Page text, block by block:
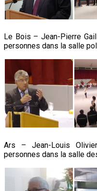
Le Bois – Jean-Pierre
personnes dans la salle
Ars – Jean-Louis
personnes dans la salle